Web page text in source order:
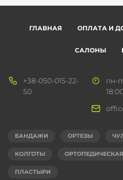
пн-
+38-050-015-22-
50
БАНДАЖИ ОРТЕЗЫ
КОЛГОТЫ
ПЛАСТЫРИ
ГЛАВНАЯ ОПЛАТА И
САЛОНЫ